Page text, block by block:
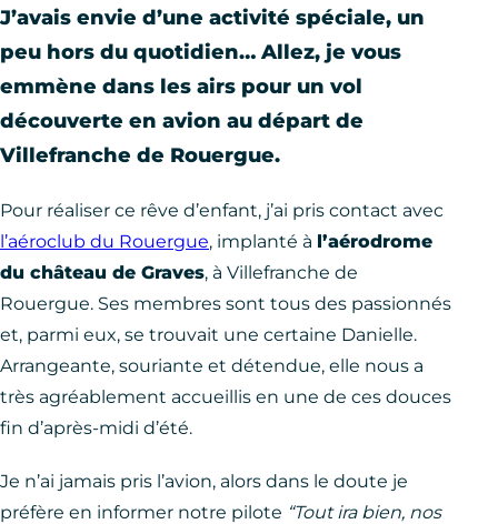
J’avais envie d’une activité spéciale, un
peu hors du quotidien… Allez, je vous
emmène dans les airs pour un vol
découverte en avion au départ de
Villefranche de Rouergue.
Pour réaliser ce rêve d’enfant, j’ai pris contact avec
l’aéroclub du Rouergue, implanté à l’aérodrome
du château de Graves, à Villefranche de
Rouergue. Ses membres sont tous des passionnés
et, parmi eux, se trouvait une certaine Danielle.
Arrangeante, souriante et détendue, elle nous a
très agréablement accueillis en une de ces douces
fin d’après-midi d’été.
Je n’ai jamais pris l’avion, alors dans le doute je
préfère en informer notre pilote “Tout ira bien, nos